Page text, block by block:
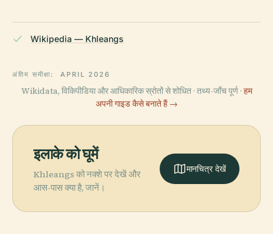
Wikipedia — Khleangs
अंतिम समीक्षा: APRIL 2026
Wikidata, विकिपीडिया और आधिकारिक स्रोतों से शोधित · तथ्य-जाँच पूर्ण · हम
अपनी गाइड कैसे बनाते हैं →
इलाके को घूमें
Khleangs को नक्शे पर देखें और
आस-पास क्या है, जानें।
मानचित्र देखें